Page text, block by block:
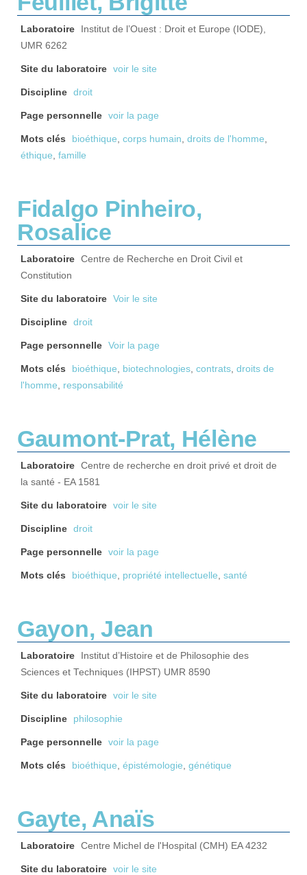
Laboratoire
Institut de l’Ouest : Droit et Europe (IODE),
UMR 6262
Site du laboratoire voir le site
Discipline droit
Page personnelle voir la page
Mots clés bioéthique, corps humain, droits de l'homme,
éthique, famille
Fidalgo Pinheiro,
Rosalice
Laboratoire Centre de Recherche en Droit Civil et
Constitution
Site du laboratoire Voir le site
Discipline droit
Page personnelle Voir la page
Mots clés bioéthique, biotechnologies, contrats, droits de
l'homme, responsabilité
Gaumont-Prat, Hélène
Laboratoire Centre de recherche en droit privé et droit de
la santé - EA 1581
Site du laboratoire voir le site
Discipline droit
Page personnelle voir la page
Mots clés bioéthique, propriété intellectuelle, santé
Gayon, Jean
Laboratoire
Institut d’Histoire et de Philosophie des
Sciences et Techniques (IHPST) UMR 8590
Site du laboratoire voir le site
Discipline philosophie
Page personnelle voir la page
Mots clés bioéthique, épistémologie, génétique
Gayte, Anaïs
Laboratoire Centre Michel de l'Hospital (CMH) EA 4232
Site du laboratoire voir le site